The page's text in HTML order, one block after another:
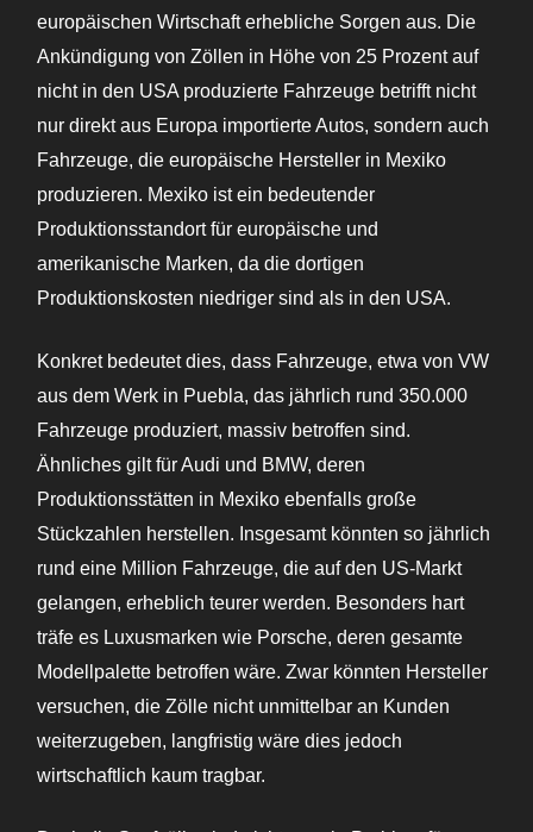
europäischen Wirtschaft erhebliche Sorgen aus. Die
Ankündigung von Zöllen in Höhe von 25 Prozent auf
nicht in den USA produzierte Fahrzeuge betrifft nicht
nur direkt aus Europa importierte Autos, sondern auch
Fahrzeuge, die europäische Hersteller in Mexiko
produzieren. Mexiko ist ein bedeutender
Produktionsstandort für europäische und
amerikanische Marken, da die dortigen
Produktionskosten niedriger sind als in den USA.
Konkret bedeutet dies, dass Fahrzeuge, etwa von VW
aus dem Werk in Puebla, das jährlich rund 350.000
Fahrzeuge produziert, massiv betroffen sind.
Ähnliches gilt für Audi und BMW, deren
Produktionsstätten in Mexiko ebenfalls große
Stückzahlen herstellen. Insgesamt könnten so jährlich
rund eine Million Fahrzeuge, die auf den US-Markt
gelangen, erheblich teurer werden. Besonders hart
träfe es Luxusmarken wie Porsche, deren gesamte
Modellpalette betroffen wäre. Zwar könnten Hersteller
versuchen, die Zölle nicht unmittelbar an Kunden
weiterzugeben, langfristig wäre dies jedoch
wirtschaftlich kaum tragbar.